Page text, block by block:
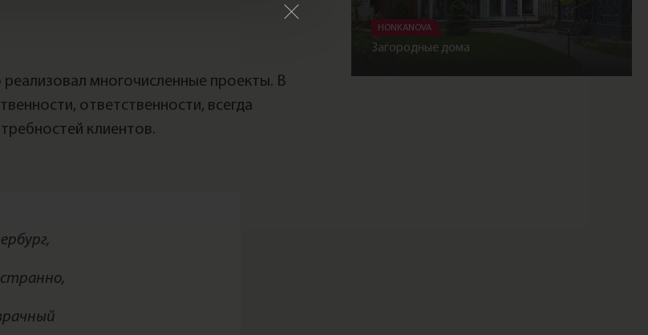
многочисленные проекты. В
ответственности, всегда
клиентов.
странно,
HONKANOVA
Загородные дома